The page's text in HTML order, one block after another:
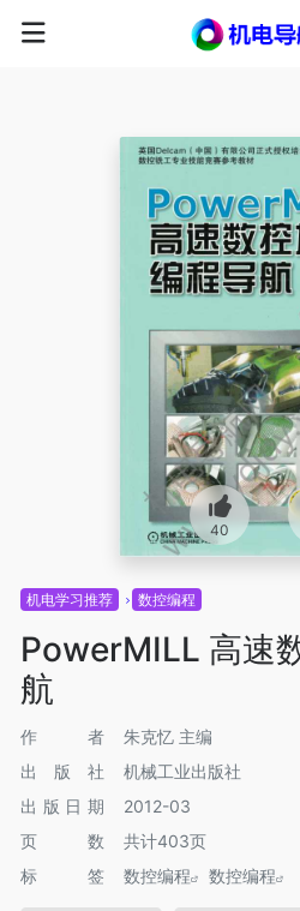
40
机电学习推荐 数控编程
PowerMILL 高速
航
作者
朱克忆 主编
出版社
机械工业出版社
出版日期
2012-03
页数
共计403页
标签
数控编程 数控编程